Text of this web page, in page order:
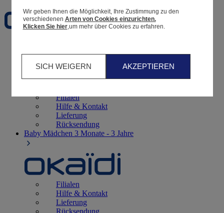
Filialen
Hilfe & Kontakt
Lieferung
Rücksendung
Baby Mädchen 3 Monate - 3 Jahre
Filialen
Hilfe & Kontakt
Lieferung
Rücksendung
Wir geben Ihnen die Möglichkeit, Ihre Zustimmung zu den
verschiedenen Arten von Cookies einzurichten.
Klicken Sie hier,um mehr über Cookies zu erfahren.
SICH WEIGERN AKZEPTIEREN